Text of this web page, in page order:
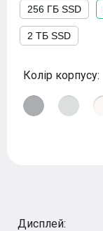
256 ГБ SSD
2 ТБ SSD
Колір корпусу:
Дисплей: